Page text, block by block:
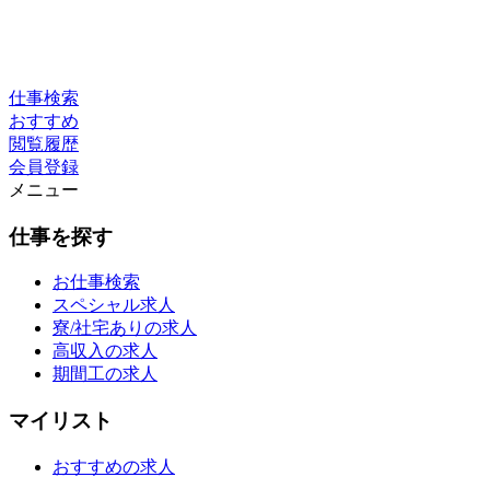
仕事検索
おすすめ
閲覧履歴
会員登録
メニュー
仕事を探す
お仕事検索
スペシャル求人
寮/社宅ありの求人
高収入の求人
期間工の求人
マイリスト
おすすめの求人